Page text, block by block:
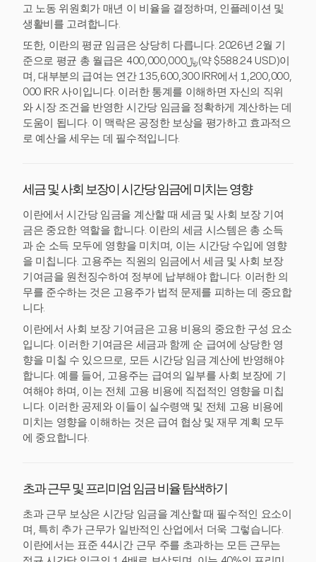
고 노동 위원회가 매년 이 비율을 결정하며, 인플레이션 및
생활비를 고려합니다.
또한, 이란의 평균 임금은 상당히 다릅니다. 2026년 2월 기
준으로 평균 총 월급은 ﷼400,000,000(약 $588.24 USD)이
며, 대부분의 급여는 연간 135,600,300 IRR에서 1,200,000,
000 IRR 사이입니다. 이러한 통계를 이해하면 자신의 직위
와 시장 조건을 반영한 시간당 임금을 정확하게 계산하는 데
도움이 됩니다. 이 맥락은 공정한 보상을 평가하고 효과적으
로 예산을 세우는 데 필수적입니다.
세금 및 사회 보장이 시간당 임금에 미치는 영향
이란에서 시간당 임금을 계산할 때 세금 및 사회 보장 기여
금은 중요한 역할을 합니다. 이란의 세금 시스템은 총 소득
과 순 소득 모두에 영향을 미치며, 이는 시간당 수입에 영향
을 미칩니다. 고용주는 직원의 임금에서 세금 및 사회 보장
기여금을 원천징수하여 정부에 납부해야 합니다. 이러한 의
무를 준수하는 것은 고용주가 법적 문제를 피하는 데 중요합
니다.
이란에서 사회 보장 기여금은 고용 비용의 중요한 구성 요소
입니다. 이러한 기여금은 세금과 함께 순 급여에 상당한 영
향을 미칠 수 있으므로, 모든 시간당 임금 계산에 반영해야
합니다. 예를 들어, 고용주는 급여의 일부를 사회 보장에 기
여해야 하며, 이는 전체 고용 비용에 직접적인 영향을 미칩
니다. 이러한 공제와 이들이 실수령액 및 전체 고용 비용에
미치는 영향을 이해하는 것은 급여 협상 및 재무 계획 모두
에 중요합니다.
초과 근무 및 프리미엄 임금 비율 탐색하기
초과 근무 보상은 시간당 임금을 계산할 때 필수적인 요소이
며, 특히 추가 근무가 일반적인 산업에서 더욱 그렇습니다.
이란에서는 표준 44시간 근무 주를 초과하는 모든 근무는